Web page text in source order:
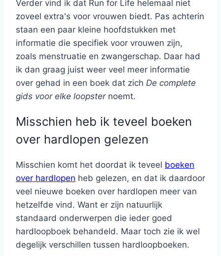
Verder vind ik dat Run for Life helemaal niet
zoveel extra's voor vrouwen biedt. Pas achterin
staan een paar kleine hoofdstukken met
informatie die specifiek voor vrouwen zijn,
zoals menstruatie en zwangerschap. Daar had
ik dan graag juist weer veel meer informatie
over gehad in een boek dat zich De complete
gids voor elke loopsternoemt.
Misschien heb ik teveel boeken
over hardlopen gelezen
Misschien komt het doordat ik teveel boeken
over hardlopen heb gelezen, en dat ik daardoor
veel nieuwe boeken over hardlopen meer van
hetzelfde vind. Want er zijn natuurlijk
standaard onderwerpen die ieder goed
hardloopboek behandeld. Maar toch zie ik wel
degelijk verschillen tussen hardloopboeken.